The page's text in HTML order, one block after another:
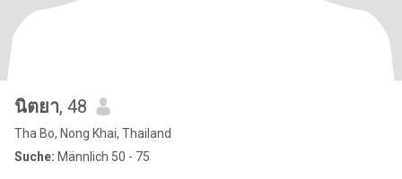
นิตยา, 48
Tha Bo, Nong Khai, Thailand
Suche: Männlich 50 - 75